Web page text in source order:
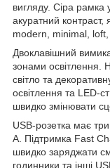
вигляду. Сіра рамка
акуратний контраст,
modern, minimal, loft,
Двоклавішний
зонами освітлення.
світло та
освітлення та LED-
швидко змінювати
USB-розетка має
A. Підтримка Fast
швидко заряджати
годинники та інші